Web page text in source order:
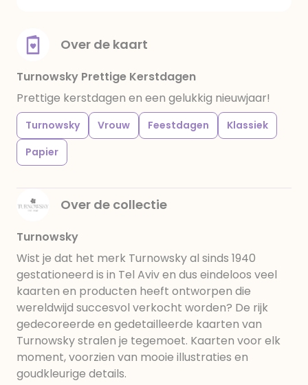
Over de kaart
Turnowsky Prettige Kerstdagen
Prettige kerstdagen en een gelukkig nieuwjaar!
Turnowsky Vrouw Feestdagen
Klassiek
Papier
Over de collectie
Turnowsky
Wist je dat het merk Turnowsky al sinds 1940
gestationeerd is in Tel Aviv en dus eindeloos veel
kaarten en producten heeft ontworpen die
wereldwijd succesvol verkocht worden? De rijk
gedecoreerde en gedetailleerde kaarten van
Turnowsky stralen je tegemoet. Kaarten voor elk
moment, voorzien van mooie illustraties en
goudkleurige details.